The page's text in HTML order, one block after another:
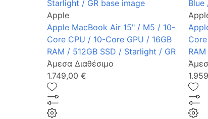
Apple
Apple MacBook Air 15" / M5 / 10-
Core CPU / 10-Core GPU / 16GB
RAM / 512GB SSD / Starlight / GR
Άμεσα Διαθέσιμο
1.749,00 €